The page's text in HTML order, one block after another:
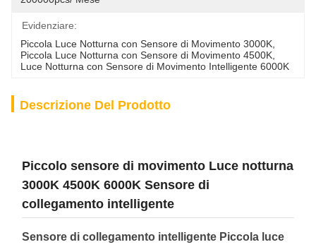
Evidenziare:
Piccola Luce Notturna con Sensore di Movimento 3000K
Piccola Luce Notturna con Sensore di Movimento 4500K
Luce Notturna con Sensore di Movimento Intelligente 6000K
Descrizione Del Prodotto
Piccolo sensore di movimento Luce notturna
3000K 4500K 6000K Sensore di
collegamento intelligente
Sensore di collegamento intelligente Piccola luce